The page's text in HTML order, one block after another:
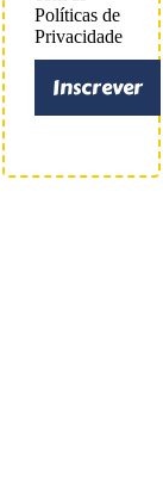
Políticas de
Privacidade
Inscrever